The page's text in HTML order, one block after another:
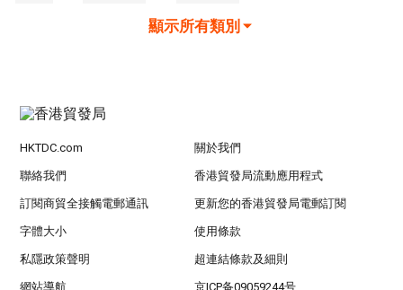
顯示所有類別
HKTDC.com 關於我們
聯絡我們 香港貿發局流動應用程式
訂閱商貿全接觸電郵通訊 更新您的香港貿發局電郵訂閱
字體大小 使用條款
私隱政策聲明 超連結條款及細則
網站導航 京ICP备09059244号